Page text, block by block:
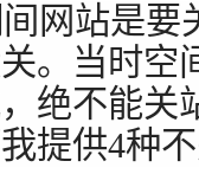
网站是要
。当时空
绝不能关
提供4种